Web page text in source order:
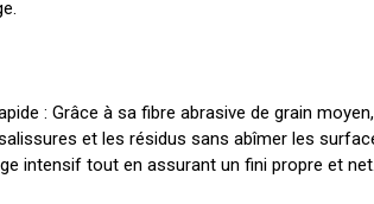
: Grâce à sa fibre abrasive de grain
et les résidus sans abîmer les
intensif tout en assurant un fini propre et net.